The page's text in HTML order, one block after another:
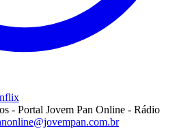
- Portal Jovem Pan Online - Rádio